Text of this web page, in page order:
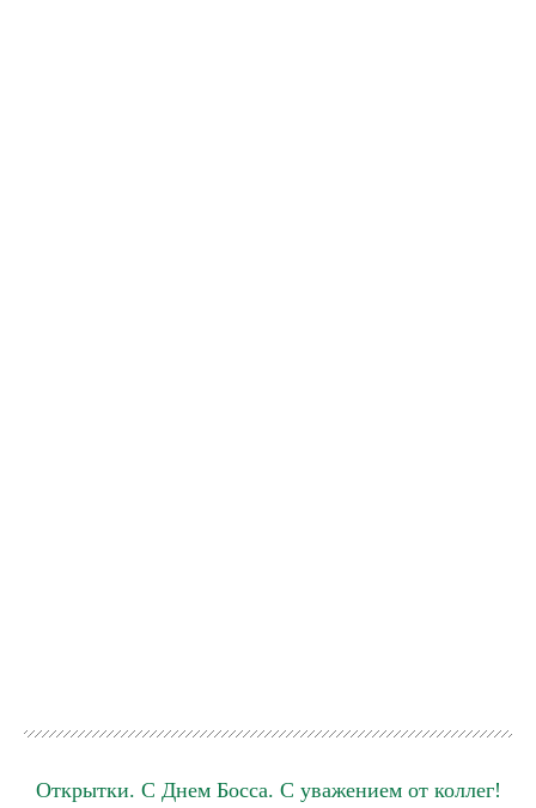
Открытки. С Днем Босса. С уважением от коллег!